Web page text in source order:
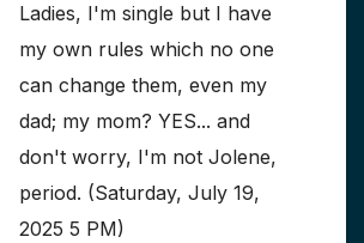
Ladies, I'm single but I have
my own rules which no one
can change them, even my
dad; my mom? YES... and
don't worry, I'm not Jolene,
period. (Saturday, July 19,
2025 5 PM)